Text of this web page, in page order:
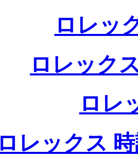
ロレッ
ロレック
ロレ
ロレックス